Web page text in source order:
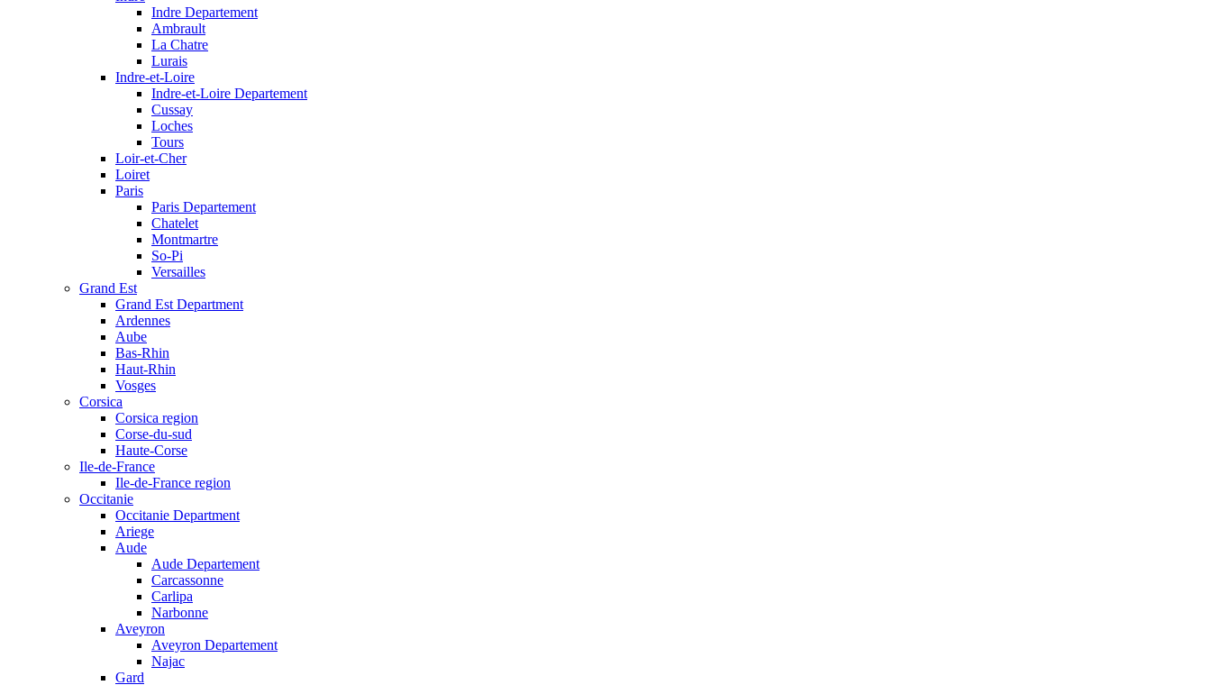
Indre Departement
Ambrault
La Chatre
Lurais
Indre-et-Loire
Indre-et-Loire Departement
Cussay
Loches
Tours
Loir-et-Cher
Loiret
Paris
Paris Departement
Chatelet
Montmartre
So-Pi
Versailles
Grand Est
Grand Est Department
Ardennes
Aube
Bas-Rhin
Haut-Rhin
Vosges
Corsica
Corsica region
Corse-du-sud
Haute-Corse
Ile-de-France
Ile-de-France region
Occitanie
Occitanie Department
Ariege
Aude
Aude Departement
Carcassonne
Carlipa
Narbonne
Aveyron
Aveyron Departement
Najac
Gard